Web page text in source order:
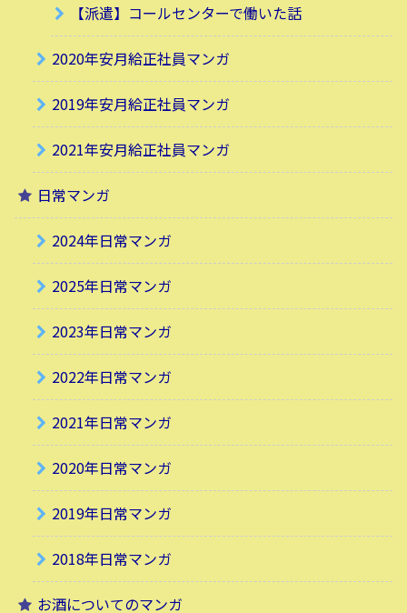
【派遣】コールセンターで働いた話
2020年安月給正社員マンガ
2019年安月給正社員マンガ
2021年安月給正社員マンガ
日常マンガ
2024年日常マンガ
2025年日常マンガ
2023年日常マンガ
2022年日常マンガ
2021年日常マンガ
2020年日常マンガ
2019年日常マンガ
2018年日常マンガ
お酒についてのマンガ